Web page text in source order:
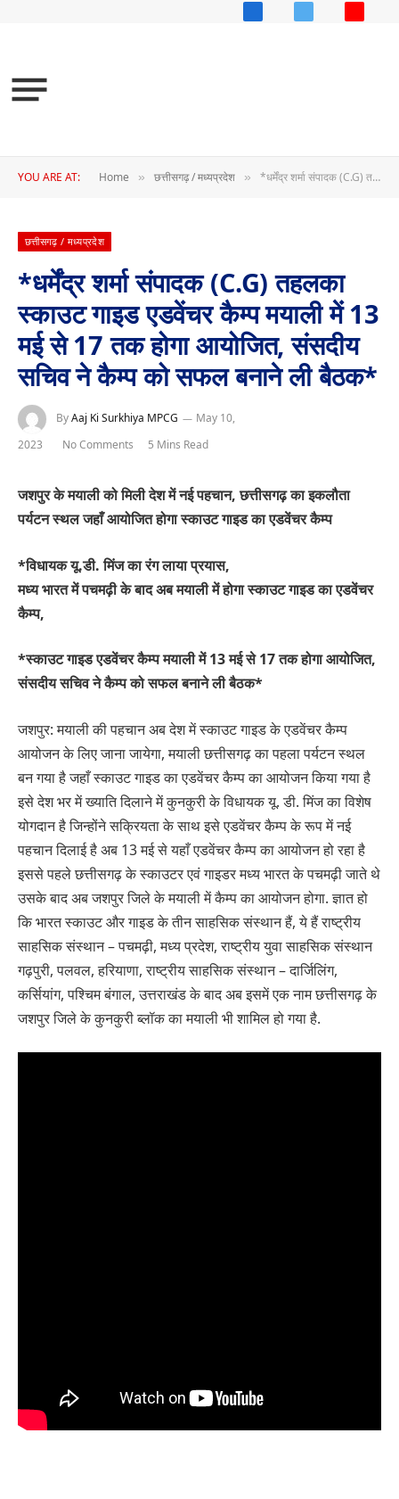
FacebookX
YOU ARE AT: Home » छत्तीसगढ़ / मध्यप्रदेश » *धर्मेंद्र शर्मा संपादक (C.G) तहलका स्काउट गाइड एडवेंचर कैम्प मयाली में 13 मई से 17 तक होगा आयोजित, संसदीय सचिव ने कैम्प को सफल बनाने ली बैठक*
छत्तीसगढ़ / मध्यप्रदेश
*धर्मेंद्र शर्मा संपादक (C.G) तहलका
स्काउट गाइड एडवेंचर कैम्प मयाली में 13
मई से 17 तक होगा आयोजित, संसदीय
सचिव ने कैम्प को सफल बनाने ली बैठक*
ByAaj Ki Surkhiya MPCG
May 10,
2023
No Comments 5 Mins Read
जशपुर के मयाली को मिली देश में नई पहचान, छत्तीसगढ़ का इकलौता
पर्यटन स्थल जहाँ आयोजित होगा स्काउट गाइड का एडवेंचर कैम्प
*विधायक यू.डी. मिंज का रंग लाया प्रयास,
मध्य भारत में पचमढ़ी के बाद अब मयाली में होगा स्काउट गाइड का एडवेंचर
कैम्प,
*स्काउट गाइड एडवेंचर कैम्प मयाली में 13 मई से 17 तक होगा आयोजित,
संसदीय सचिव ने कैम्प को सफल बनाने ली बैठक*
जशपुर: मयाली की पहचान अब देश में स्काउट गाइड के एडवेंचर कैम्प
आयोजन के लिए जाना जायेगा, मयाली छत्तीसगढ़ का पहला पर्यटन स्थल
बन गया है जहाँ स्काउट गाइड का एडवेंचर कैम्प का आयोजन किया गया है
इसे देश भर में ख्याति दिलाने में कुनकुरी के विधायक यू. डी. मिंज का विशेष
योगदान है जिन्होंने सक्रियता के साथ इसे एडवेंचर कैम्प के रूप में नई
पहचान दिलाई है अब 13 मई से यहाँ एडवेंचर कैम्प का आयोजन हो रहा है
इससे पहले छत्तीसगढ़ के स्काउटर एवं गाइडर मध्य भारत के पचमढ़ी जाते थे
उसके बाद अब जशपुर जिले के मयाली में कैम्प का आयोजन होगा. ज्ञात हो
कि भारत स्काउट और गाइड के तीन साहसिक संस्थान हैं, ये हैं राष्ट्रीय
साहसिक संस्थान – पचमढ़ी, मध्य प्रदेश, राष्ट्रीय युवा साहसिक संस्थान
गढ़पुरी, पलवल, हरियाणा, राष्ट्रीय साहसिक संस्थान – दार्जिलिंग,
कर्सियांग, पश्चिम बंगाल, उत्तराखंड के बाद अब इसमें एक नाम छत्तीसगढ़ के
जशपुर जिले के कुनकुरी ब्लॉक का मयाली भी शामिल हो गया है.